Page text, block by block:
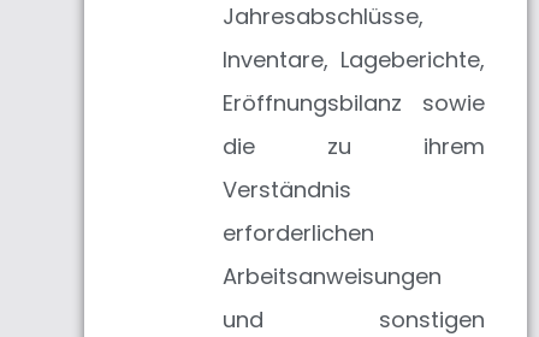
Jahresabschlüsse,
Inventare, Lageberichte,
Eröffnungsbilanz sowie
die zu ihrem
Verständnis
erforderlichen
Arbeitsanweisungen
und sonstigen